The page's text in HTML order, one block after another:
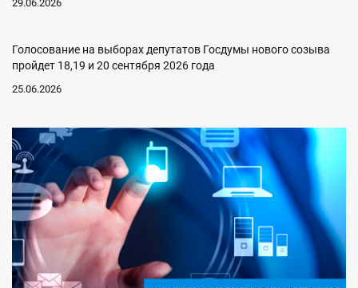
29.06.2026
Голосование на выборах депутатов Госдумы нового созыва
пройдет 18,19 и 20 сентября 2026 года
25.06.2026